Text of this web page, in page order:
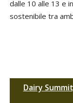
dalle 10 alle 13 e
sostenibile tra
Dairy